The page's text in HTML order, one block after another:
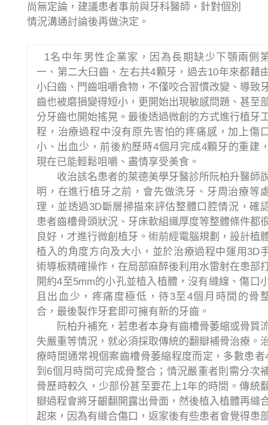
尚無定論，建議患者事前與牙科醫師，針對個別
情況溝通討論後再做決定。
1名中年男性企業家，因為長期缺少下顎兩側
一、第二大臼齒、左右共4顆牙，過去10年來都藉
小臼齒、門齒咀嚼食物，不僅咬合習慣改變、導致
齒也被磨損變得短小，更開始出現敏感問題、甚至
分牙齒也開始搖晃。最後透過微創的方式進行植牙
程，治療過程中沒有原先害怕的疼痛感，加上傷
小、出血少，前後約歷時4個月完成4顆牙的重建
現在已能輕鬆咀嚼、盡情享受美食。
收治該名患者的萊德美學牙醫診所阮柏升醫師
明，在進行植牙之前，會先做洗牙、牙周治療等
理，並透過3D斷層掃描來評估整體口腔情況，確
患者齒槽骨頭狀況、牙床軟組織厚度等整體條件都
良好，才進行微創植牙。術前經電腦規劃，設計植
植入的角度方向及大小，並於治療過程中運用3D
術導板精確操作，在局部麻醉後利用水雷射在患部
開約4至5mm的小孔並植入植體，沒有縫線、傷口
且出血少，疼痛度極低，待3至4個月時間的骨
合，最後製作牙套即可擁有新的牙齒。
阮柏升補充，若患者本身有齒槽骨萎縮或骨質
失嚴重等情況，就必須採取傳統的翻瓣補骨治療。
療時間通常視個案齒槽骨萎縮程度而定，多數患者
到6個月時間可完成骨整合；情況嚴重者則需分次
骨歷時較久，少部份甚至要花上1年的時間。傳統
瓣過程會將牙齦翻開露出骨面，然後植入植體再縫
起來，因為有縫合傷口，返家後有些患者會覺得患